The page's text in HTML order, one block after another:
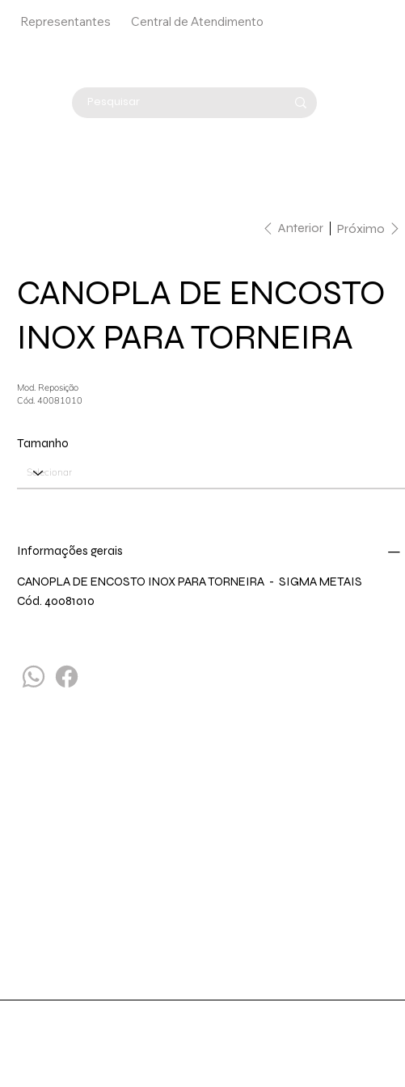
Representantes Central de Atendimento
Anterior Próximo
CANOPLA DE ENCOSTO
INOX PARA TORNEIRA
Mod. Reposição
Cód. 40081010
Tamanho
Informações gerais
CANOPLA DE ENCOSTO INOX PARA TORNEIRA - SIGMA METAIS
Cód. 40081010